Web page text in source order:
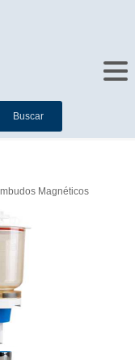
Buscar
Magnéticos